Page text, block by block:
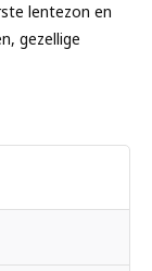
lentezon en
gezellige